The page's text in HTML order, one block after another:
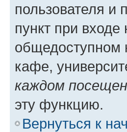
пользователя и
пункт при
общедоступном
кафе,
каждом
эту функцию.
Вернуться к